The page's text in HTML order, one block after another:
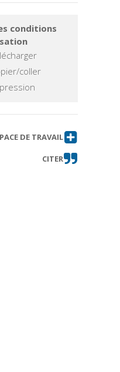
conditions
coller
DE TRAVAIL
CITER